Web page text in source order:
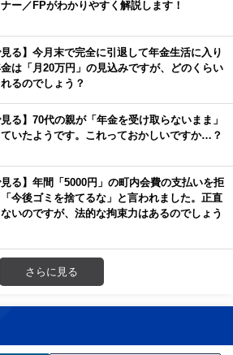
ー／FPがわかりやすく解説します！
見る】今月末で完全に引退して年金生活に入り
は「月20万円」の見込みですが、どのくらい
るのでしょう？
見る】70代の親が「年金を受け取らないまま」
いたようです。これっておかしいですか…？
見る】年間「5000円」の町内会費の支払いを拒
今後ゴミを捨てるな」と言われました。正直
いのですが、法的な拘束力はあるのでしょう
さらに見る